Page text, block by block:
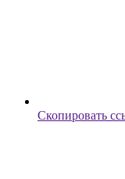
Скопировать